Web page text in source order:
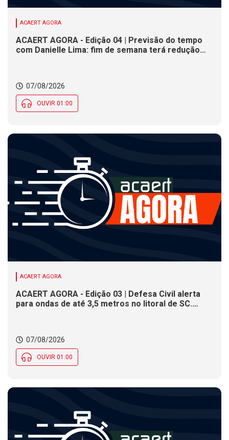
ACAERT AGORA
ACAERT AGORA - Edição 04 | Previsão do tempo
com Danielle Lima: fim de semana terá redução
07/08/2026
OUVIR 01:00
ACAERT AGORA
ACAERT AGORA - Edição 03 | Defesa Civil alerta
para ondas de até 3,5 metros no litoral de SC.
07/08/2026
OUVIR 01:00